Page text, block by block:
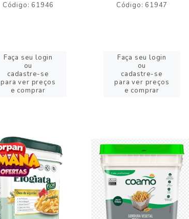
Código: 61946
Faça seu login
ou
cadastre-se
para ver preços
e comprar
Código: 61947
Faça seu login
ou
cadastre-se
para ver preços
e comprar